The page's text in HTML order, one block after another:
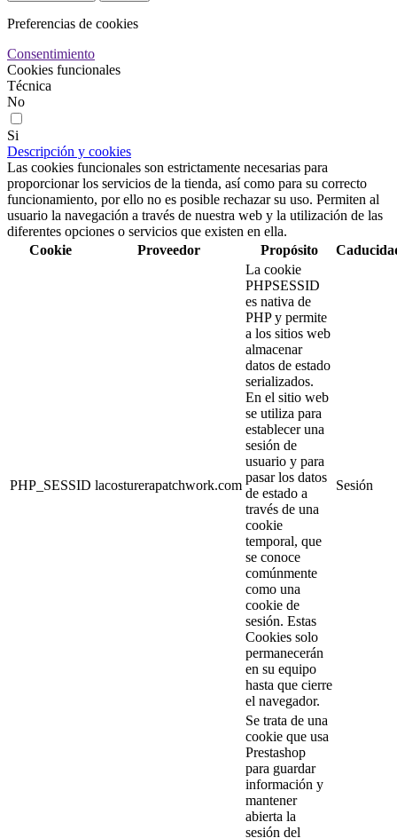
Preferencias de cookies
Consentimiento
Cookies funcionales
Técnica
No
Si
Descripción y cookies
Las cookies funcionales son estrictamente necesarias para
proporcionar los servicios de la tienda, así como para su correcto
funcionamiento, por ello no es posible rechazar su uso. Permiten al
usuario la navegación a través de nuestra web y la utilización de las
diferentes opciones o servicios que existen en ella.
Cookie
Proveedor Propósito
PHP_SESSID lacosturerapatchwork.com
La cookie
PHPSESSID
es nativa de
PHP y permite
a los sitios web
almacenar
datos de estado
serializados.
En el sitio web
se utiliza para
establecer una
sesión de
usuario y para
pasar los datos
de estado a
través de una
cookie
temporal, que
se conoce
comúnmente
como una
cookie de
sesión. Estas
Cookies solo
permanecerán
en su equipo
hasta que cierre
el navegador.
Sesión
Se trata de una
cookie que usa
Prestashop
para guardar
información y
mantener
abierta la
sesión del